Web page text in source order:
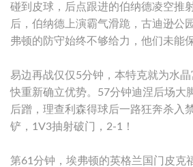
碰到皮球，后点跟进的伯纳德凌空推
后，伯纳德上演霸气滑跪，古迪逊公
弗顿的防守始终不够给力，他们未能
易边再战仅仅5分钟，本特克就为水
快重新确立优势。57分钟迪涅后场大
后蹭，理查利森得球后一路狂奔杀入
铲，1V3抽射破门，2-1！
第61分钟，埃弗顿的英格兰国门皮克